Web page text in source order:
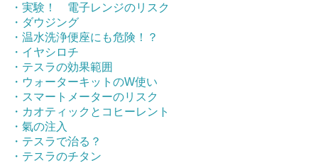
・実験！ 電子レンジのリスク
・ダウジング
・温水洗浄便座にも危険！？
・イヤシロチ
・テスラの効果範囲
・ウォーターキットのW使い
・スマートメーターのリスク
・カオティックとコヒーレント
・氣の注入
・テスラで治る？
・テスラのチタン